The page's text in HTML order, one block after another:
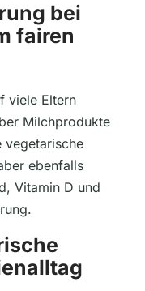
bei
fairen
viele Eltern
Milchprodukte
vegetarische
ebenfalls
Vitamin D und